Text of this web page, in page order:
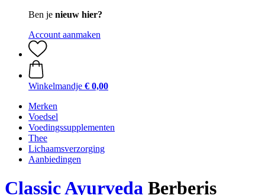
Ben je nieuw hier?
Account aanmaken
Winkelmandje € 0,00
Merken
Voedsel
Voedingssupplementen
Thee
Lichaamsverzorging
Aanbiedingen
Classic Ayurveda Berberis